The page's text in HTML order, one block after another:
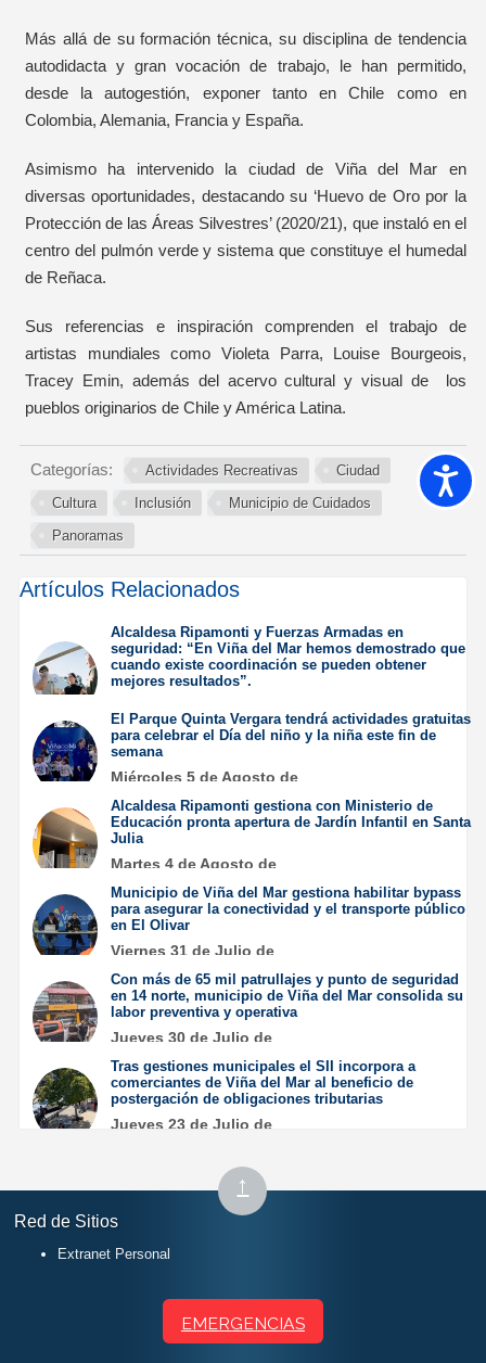
Más allá de su formación técnica, su disciplina de tendencia
autodidacta y gran vocación de trabajo, le han permitido,
desde la autogestión, exponer tanto en Chile como en
Colombia, Alemania, Francia y España.
Asimismo ha intervenido la ciudad de Viña del Mar en
diversas oportunidades, destacando su ‘Huevo de Oro por la
Protección de las Áreas Silvestres’ (2020/21), que instaló en el
centro del pulmón verde y sistema que constituye el humedal
de Reñaca.
Sus referencias e inspiración comprenden el trabajo de
artistas mundiales como Violeta Parra, Louise Bourgeois,
Tracey Emin, además del acervo cultural y visual de los
pueblos originarios de Chile y América Latina.
Categorías: Actividades Recreativas
Ciudad
Cultura
Inclusión
Municipio de Cuidados
Panoramas
Artículos Relacionados
Alcaldesa Ripamonti y Fuerzas Armadas en
seguridad: “En Viña del Mar hemos demostrado que
cuando existe coordinación se pueden obtener
mejores resultados”.
2026
El Parque Quinta Vergara tendrá actividades gratuitas
para celebrar el Día del niño y la niña este fin de
semana
Miércoles 5 de Agosto de
Alcaldesa Ripamonti gestiona con Ministerio de
Educación pronta apertura de Jardín Infantil en Santa
Julia
Martes 4 de Agosto de
Municipio de Viña del Mar gestiona habilitar bypass
para asegurar la conectividad y el transporte público
en El Olivar
Viernes 31 de Julio de
Con más de 65 mil patrullajes y punto de seguridad
en 14 norte, municipio de Viña del Mar consolida su
labor preventiva y operativa
Jueves 30 de Julio de
Tras gestiones municipales el SII incorpora a
comerciantes de Viña del Mar al beneficio de
postergación de obligaciones tributarias
Jueves 23 de Julio de
↑ Subir
al
Red de Sitios
Extranet Personal
EMERGENCIAS